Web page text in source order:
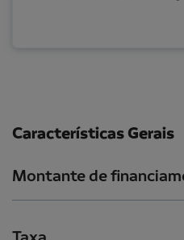
Características Gerais
Montante de
Taxa